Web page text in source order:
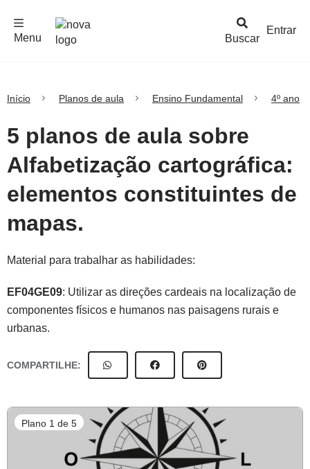
Buscar
Menu
Entrar
Início Planos de aula Ensino Fundamental 4º ano
5 planos de aula sobre
Alfabetização cartográfica:
elementos constituintes de
mapas.
Material para trabalhar as habilidades:
EF04GE09: Utilizar as direções cardeais na localização de
componentes físicos e humanos nas paisagens rurais e
urbanas.
COMPARTILHE:
Plano 1 de 5